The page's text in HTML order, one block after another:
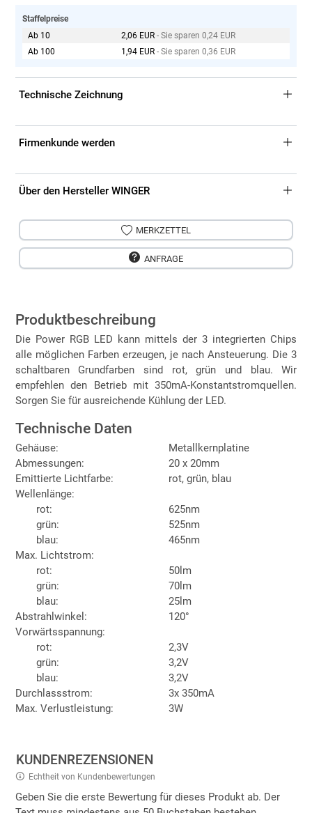
Staffelpreise
Ab 10
2,06 EUR - Sie sparen 0,24 EUR
Ab 100
1,94 EUR - Sie sparen 0,36 EUR
Technische Zeichnung
Firmenkunde werden
Über den Hersteller WINGER
MERKZETTEL
ANFRAGE
Produktbeschreibung
Die Power RGB LED kann mittels der 3 integrierten Chips
alle möglichen Farben erzeugen, je nach Ansteuerung. Die 3
schaltbaren Grundfarben sind rot, grün und blau. Wir
empfehlen den Betrieb mit 350mA-Konstantstromquellen.
Sorgen Sie für ausreichende Kühlung der LED.
Technische Daten
Gehäuse:
Metallkernplatine
Abmessungen:
20 x 20mm
Emittierte Lichtfarbe:
rot, grün, blau
Wellenlänge:
rot:
625nm
grün:
525nm
blau:
465nm
Max. Lichtstrom:
rot:
50lm
grün:
70lm
blau:
25lm
Abstrahlwinkel:
120°
Vorwärtsspannung:
rot:
2,3V
grün:
3,2V
blau:
3,2V
Durchlassstrom:
3x 350mA
Max. Verlustleistung:
3W
KUNDENREZENSIONEN
Echtheit von Kundenbewertungen
Geben Sie die erste Bewertung für dieses Produkt ab. Der